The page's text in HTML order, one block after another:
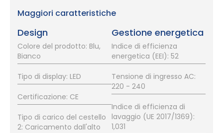
Maggiori caratteristiche
Design
Colore del prodotto: Blu,
Bianco
Tipo di display: LED
Certificazione: CE
Tipo di carico del cestello
2: Caricamento dall'alto
Gestione energetica
Indice di efficienza
energetica (EEI): 52
Tensione di ingresso AC:
220 - 240
Indice di efficienza di
lavaggio (UE 2017/1369):
1,031